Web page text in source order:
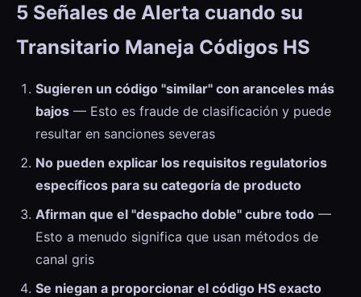
5 Señales de Alerta cuando su
Transitario Maneja Códigos HS
Sugieren un código "similar" con aranceles más
bajos — Esto es fraude de clasificación y puede
resultar en sanciones severas
No pueden explicar los requisitos regulatorios
específicos para su categoría de producto
Afirman que el "despacho doble" cubre todo —
Esto a menudo significa que usan métodos de
canal gris
Se niegan a proporcionar el código HS exacto